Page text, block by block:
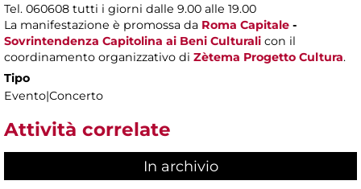
Tel. 060608 tutti i giorni dalle 9.00 alle 19.00
La manifestazione è promossa da Roma Capitale -
Sovrintendenza Capitolina ai Beni Culturali con il
coordinamento organizzativo di Zètema Progetto Cultura.
Tipo
Evento|Concerto
Attività correlate
In archivio